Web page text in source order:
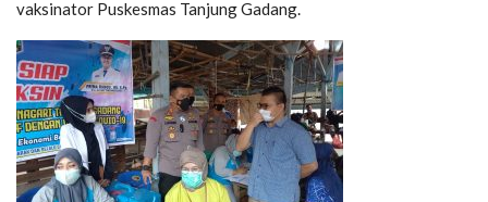
vaksinator Puskesmas Tanjung Gadang.